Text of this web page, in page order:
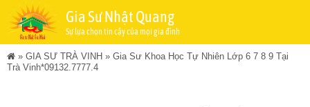
Gia Sư Nhật Quang
Sự lựa chọn tin cậy của mọi gia đình
» GIA SƯ TRÀ VINH » Gia Sư Khoa Học Tự Nhiên Lớp 6 7 8 9 Tại
Trà Vinh*09132.7777.4